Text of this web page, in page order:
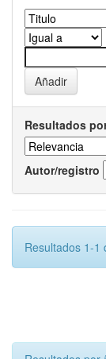
Resultados
Autor/registro
Resultados 1-1